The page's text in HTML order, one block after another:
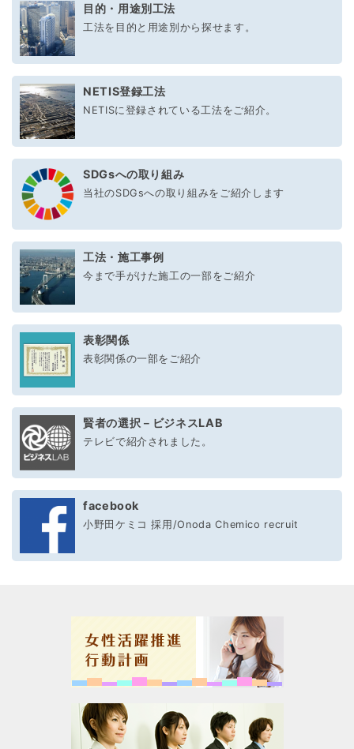
目的・用途別工法
工法を目的と用途別から探せます。
NETIS登録工法
NETISに登録されている工法をご紹介。
SDGsへの取り組み
当社のSDGsへの取り組みをご紹介します
工法・施工事例
今まで手がけた施工の一部をご紹介
表彰関係
表彰関係の一部をご紹介
賢者の選択－ビジネスLAB
テレビで紹介されました。
facebook
小野田ケミコ 採用/Onoda Chemico recruit